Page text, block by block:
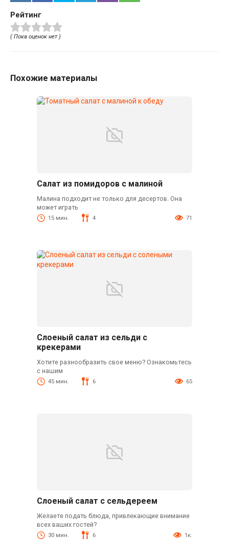
Рейтинг
( Пока оценок нет )
Похожие материалы
Салат из помидоров с малиной
Малина подходит не только для десертов. Она
может играть
15 мин. 4 71
Слоеный салат из сельди с
крекерами
Хотите разнообразить свое меню? Ознакомьтесь
с нашим
45 мин. 6 65
Слоеный салат с сельдереем
Желаете подать блюда, привлекающие внимание
всех ваших гостей?
30 мин. 6 1к.